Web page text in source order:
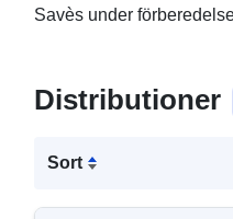
Savès under
Distributioner
Sort